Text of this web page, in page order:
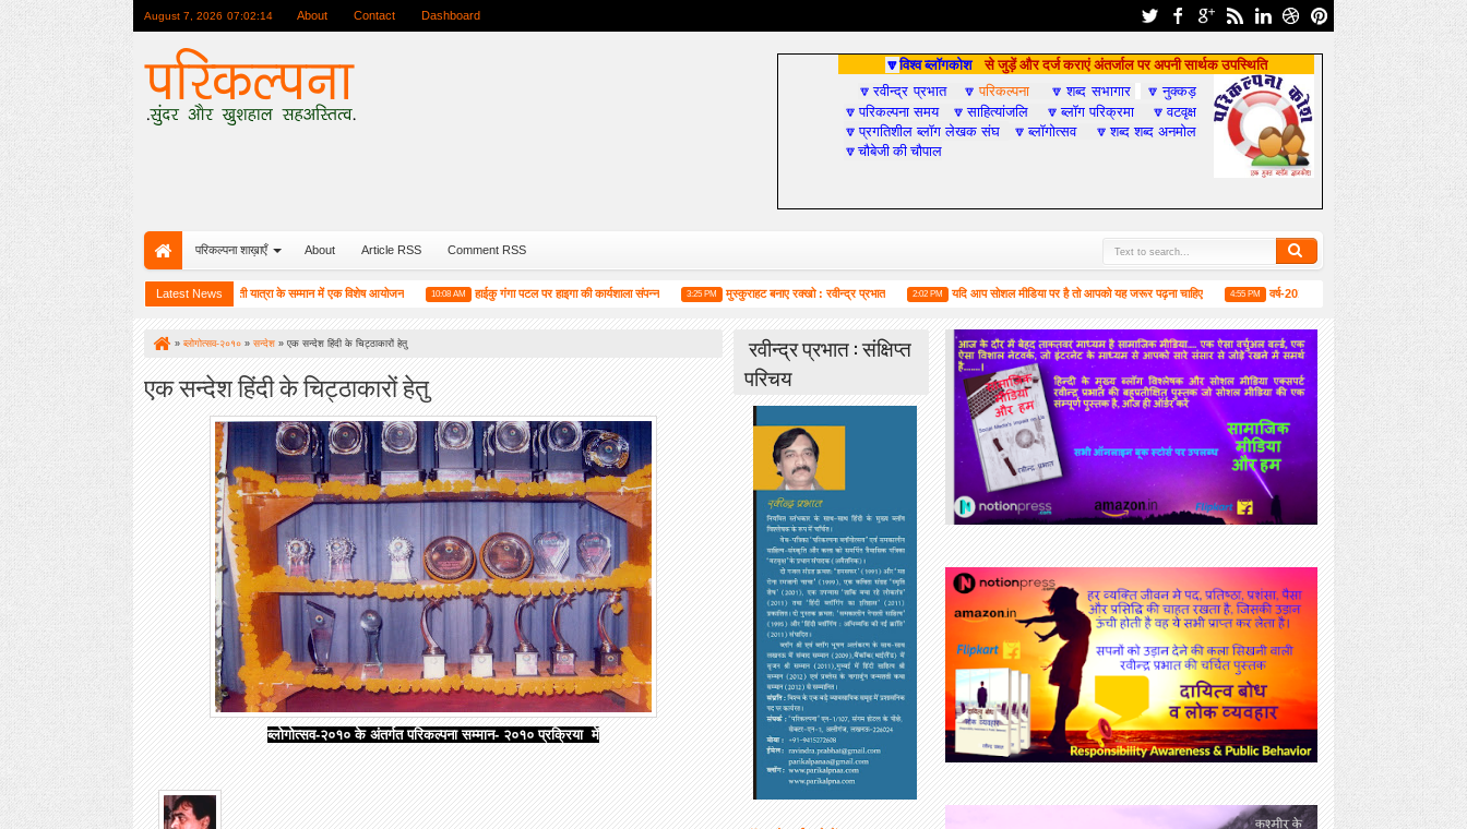
August 7, 2026 07:02:15 About Contact Dashboard
🔽विश्व ब्लॉगकोश से जुड़ें और दर्ज कराएं अंतर्जाल पर अपनी सार्थक उपस्थिति
🔽रवीन्द्र प्रभात 🔽परिकल्पना 🔽शब्द सभागार 🔽नुक्कड़
🔽परिकल्पना समय 🔽साहित्यांजलि 🔽ब्लॉग परिक्रमा 🔽वटवृक्ष
🔽प्रगतिशील ब्लॉग लेखक संघ 🔽ब्लॉगोत्सव 🔽शब्द शब्द अनमोल
🔽चौबेजी की चौपाल
परिकल्पना शाख़ाएँ About Article RSS Comment RSS
Latest News
बाकू (अजरबैजान) में परिकल्पना की रजत जयंती यात्रा के सम्मान में एक विशेष आयोजन 10:08 AM हाईकु गंगा पटल पर हाइगा की कार्यशाला संपन्न 3:25 PM मुस्कुराहट बनाए रक्खो : रवीन्द्र प्रभात 2:02 PM यदि आप सोशल मीडिया पर है तो आपको यह जरूर पढ़ना चाहिए 4:55 PM वर्ष-2019 में सामाजिक मीडिया और हम
» ब्लोगोत्सव-२०१० » सन्देश » एक सन्देश हिंदी के चिट्ठाकारों हेतु
एक सन्देश हिंदी के चिट्ठाकारों हेतु
ब्लोगोत्सव-२०१० के अंतर्गत परिकल्पना सम्मान- २०१० प्रक्रिया में
रवीन्द्र प्रभात : संक्षिप्त
परिचय